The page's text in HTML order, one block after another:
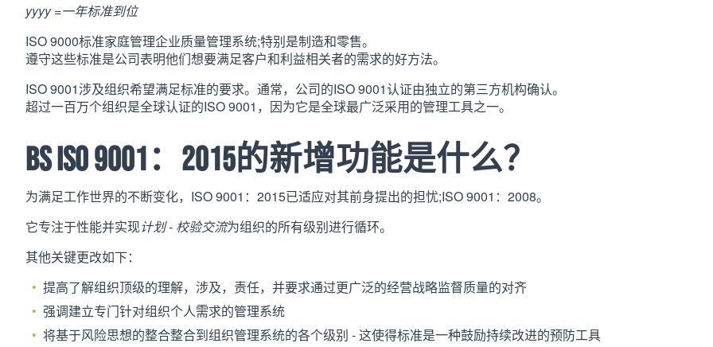
yyyy =一年标准到位
ISO 9000标准家庭管理企业质量管理系统;特别是制造和零售。
遵守这些标准是公司表明他们想要满足客户和利益相关者的需求的好方法。
ISO 9001涉及组织希望满足标准的要求。通常，公司的ISO 9001认证由独立的第三方机构确认。
超过一百万个组织是全球认证的ISO 9001，因为它是全球最广泛采用的管理工具之一。
BS ISO 9001：2015的新增功能是什么？
为满足工作世界的不断变化，ISO 9001：2015已适应对其前身提出的担忧;ISO 9001：2008。
它专注于性能并实现计划 - 校验交流为组织的所有级别进行循环。
其他关键更改如下：
提高了解组织顶级的理解，涉及，责任，并要求通过更广泛的经营战略监督质量的对齐
强调建立专门针对组织个人需求的管理系统
将基于风险思想的整合整合到组织管理系统的各个级别 - 这使得标准是一种鼓励持续改进的预防工具